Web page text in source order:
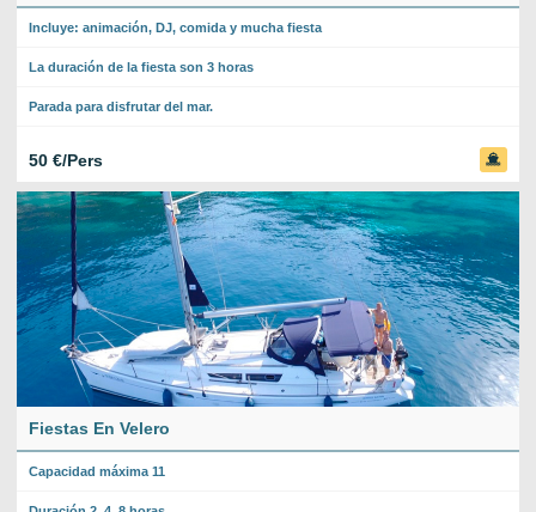
Incluye: animación, DJ, comida y mucha fiesta
La duración de la fiesta son 3 horas
Parada para disfrutar del mar.
50 €/Pers
Fiestas En Velero
Capacidad máxima 11